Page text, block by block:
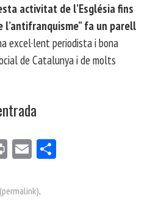
activitat de l’Església fins
l’antifranquisme” fa un parell
excel·lent periodista i bona
de Catalunya i de molts
Pri E
ail
(permalink).